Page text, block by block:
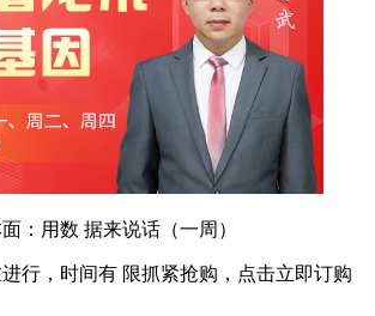
：用数 据来说话（一周）
行，时间有 限抓紧抢购，点击立即订购